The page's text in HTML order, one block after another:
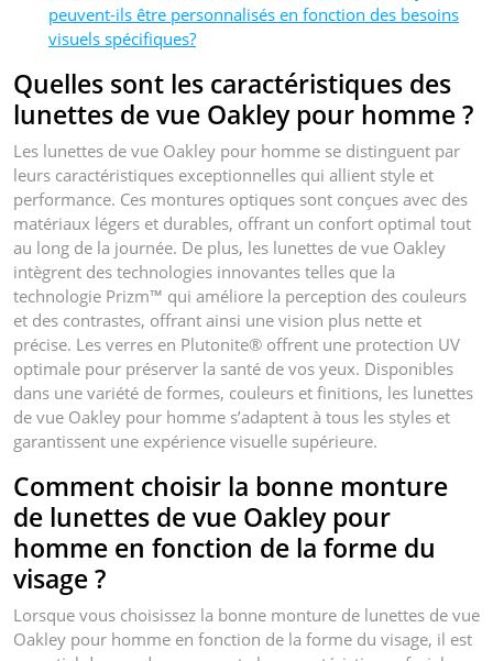
peuvent-ils être personnalisés en fonction des besoins
visuels spécifiques?
Quelles sont les caractéristiques des
lunettes de vue Oakley pour homme ?
Les lunettes de vue Oakley pour homme se distinguent par
leurs caractéristiques exceptionnelles qui allient style et
performance. Ces montures optiques sont conçues avec des
matériaux légers et durables, offrant un confort optimal tout
au long de la journée. De plus, les lunettes de vue Oakley
intègrent des technologies innovantes telles que la
technologie Prizm™ qui améliore la perception des couleurs
et des contrastes, offrant ainsi une vision plus nette et
précise. Les verres en Plutonite® offrent une protection UV
optimale pour préserver la santé de vos yeux. Disponibles
dans une variété de formes, couleurs et finitions, les lunettes
de vue Oakley pour homme s’adaptent à tous les styles et
garantissent une expérience visuelle supérieure.
Comment choisir la bonne monture
de lunettes de vue Oakley pour
homme en fonction de la forme du
visage ?
Lorsque vous choisissez la bonne monture de lunettes de vue
Oakley pour homme en fonction de la forme du visage, il est